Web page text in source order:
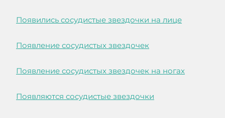
Появились сосудистые звездочки на лице
Появление сосудистых звездочек
Появление сосудистых звездочек на ногах
Появляются сосудистые звездочки